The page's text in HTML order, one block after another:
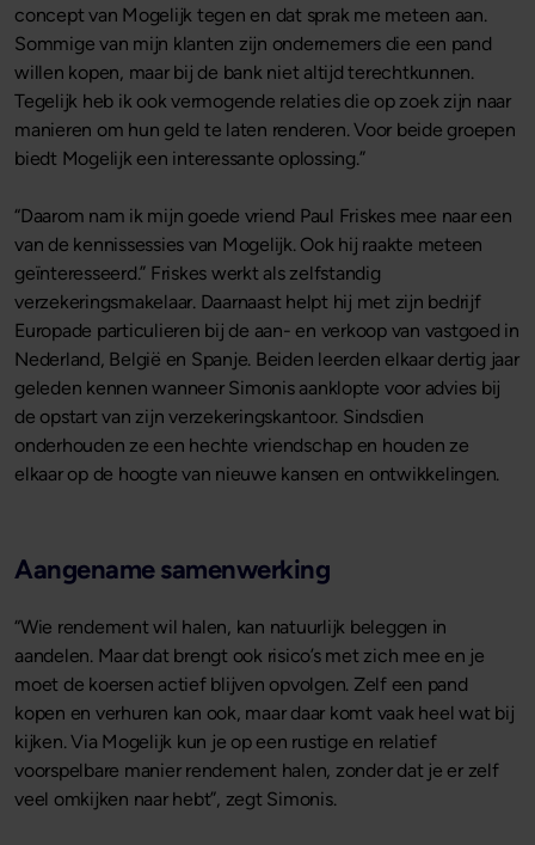
concept van Mogelijk tegen en dat sprak me meteen aan.
Sommige van mijn klanten zijn ondernemers die een pand
willen kopen, maar bij de bank niet altijd terechtkunnen.
Tegelijk heb ik ook vermogende relaties die op zoek zijn naar
manieren om hun geld te laten renderen. Voor beide groepen
biedt Mogelijk een interessante oplossing.”
“Daarom nam ik mijn goede vriend Paul Friskes mee naar een
van de kennissessies van Mogelijk. Ook hij raakte meteen
geïnteresseerd.” Friskes werkt als zelfstandig
verzekeringsmakelaar. Daarnaast helpt hij met zijn bedrijf
Europade particulieren bij de aan- en verkoop van vastgoed in
Nederland, België en Spanje. Beiden leerden elkaar dertig jaar
geleden kennen wanneer Simonis aanklopte voor advies bij
de opstart van zijn verzekeringskantoor. Sindsdien
onderhouden ze een hechte vriendschap en houden ze
elkaar op de hoogte van nieuwe kansen en ontwikkelingen.
Aangename samenwerking
“Wie rendement wil halen, kan natuurlijk beleggen in
aandelen. Maar dat brengt ook risico’s met zich mee en je
moet de koersen actief blijven opvolgen. Zelf een pand
kopen en verhuren kan ook, maar daar komt vaak heel wat bij
kijken. Via Mogelijk kun je op een rustige en relatief
voorspelbare manier rendement halen, zonder dat je er zelf
veel omkijken naar hebt”, zegt Simonis.